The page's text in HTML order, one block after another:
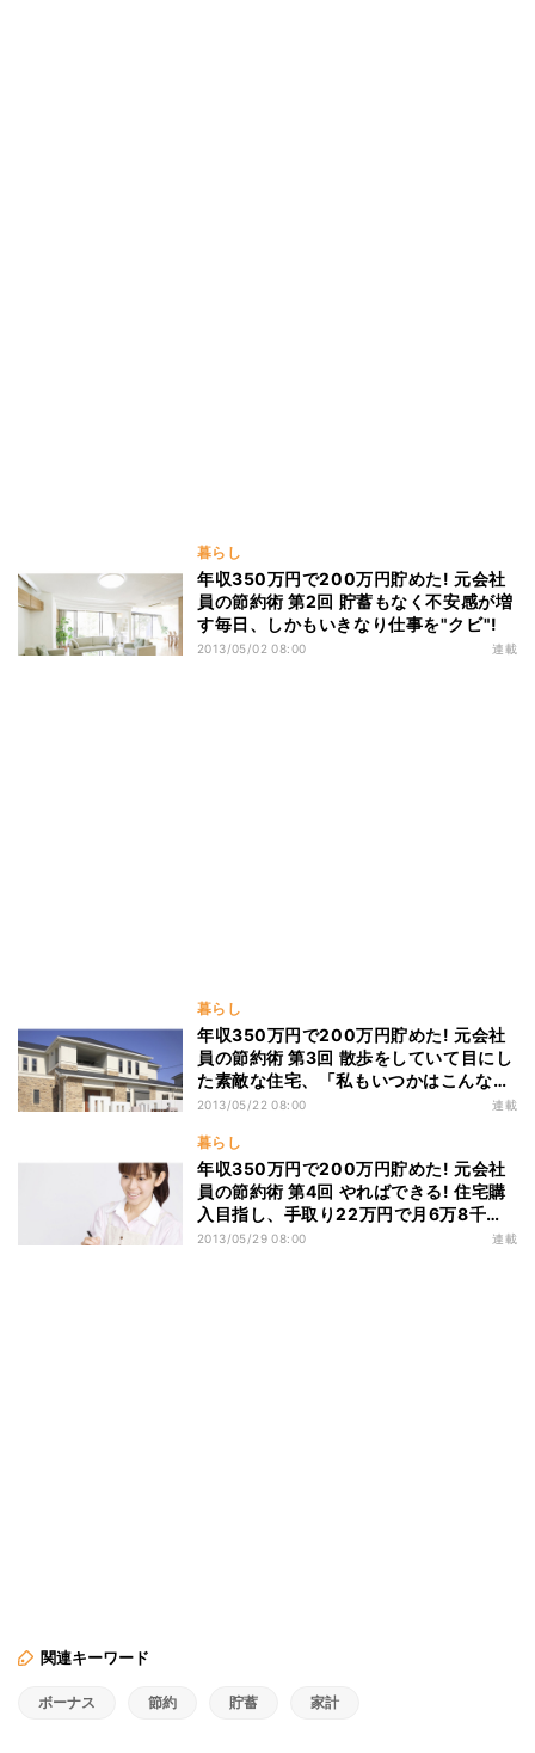
暮らし
年収350万円で200万円貯めた! 元会社
員の節約術 第2回 貯蓄もなく不安感が増
す毎日、しかもいきなり仕事を"クビ"!
2013/05/02 08:00 連載
暮らし
年収350万円で200万円貯めた! 元会社
員の節約術 第3回 散歩をしていて目にし
た素敵な住宅、「私もいつかはこんな家
に住みたい!」
2013/05/22 08:00 連載
暮らし
年収350万円で200万円貯めた! 元会社
員の節約術 第4回 やればできる! 住宅購
入目指し、手取り22万円で月6万8千円
を貯蓄することに
2013/05/29 08:00 連載
関連キーワード
ボーナス 節約 貯蓄 家計